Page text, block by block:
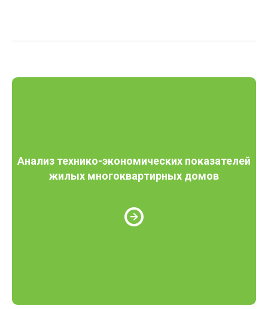
Анализ технико-экономических показателей
жилых многоквартирных домов